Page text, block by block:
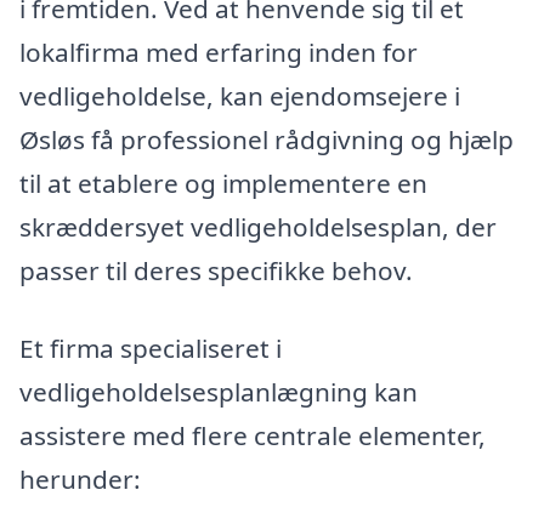
i fremtiden. Ved at henvende sig til et
lokalfirma med erfaring inden for
vedligeholdelse, kan ejendomsejere i
Øsløs få professionel rådgivning og hjælp
til at etablere og implementere en
skræddersyet vedligeholdelsesplan, der
passer til deres specifikke behov.
Et firma specialiseret i
vedligeholdelsesplanlægning kan
assistere med flere centrale elementer,
herunder: